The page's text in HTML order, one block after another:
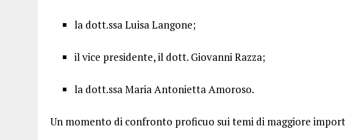
la dott.ssa Luisa Langone;
il vice presidente, il dott. Giovanni Razza;
la dott.ssa Maria Antonietta Amoroso.
Un momento di confronto proficuo sui temi di maggiore